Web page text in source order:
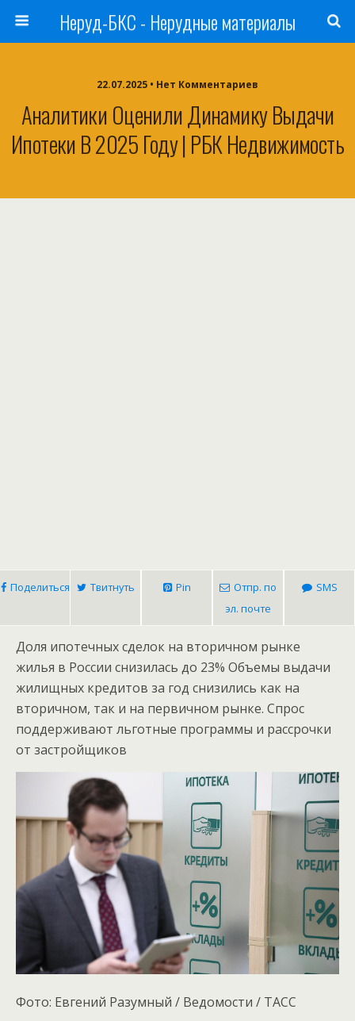
Неруд-БКС - Нерудные материалы
22.07.2025 • Нет Комментариев
Аналитики Оценили Динамику Выдачи
Ипотеки В 2025 Году | РБК Недвижимость
Поделиться Твитнуть Pin
Отпр. по
эл. почте
SMS
Доля ипотечных сделок на вторичном рынке
жилья в России снизилась до 23% Объемы выдачи
жилищных кредитов за год снизились как на
вторичном, так и на первичном рынке. Спрос
поддерживают льготные программы и рассрочки
от застройщиков
Фото: Евгений Разумный / Ведомости / ТАСС